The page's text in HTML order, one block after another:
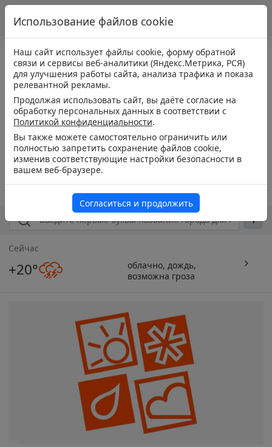
Сейчас
+20°
облачно, дождь,
возможна гроза
Использование файлов cookie
Наш сайт использует файлы cookie, форму обратной
связи и сервисы веб-аналитики (Яндекс.Метрика, РСЯ)
для улучшения работы сайта, анализа трафика и показа
релевантной рекламы.
Продолжая использовать сайт, вы даёте согласие на
обработку персональных данных в соответствии с
Политикой конфиденциальности.
Вы также можете самостоятельно ограничить или
полностью запретить сохранение файлов cookie,
изменив соответствующие настройки безопасности в
вашем веб-браузере.
Согласиться и продолжить